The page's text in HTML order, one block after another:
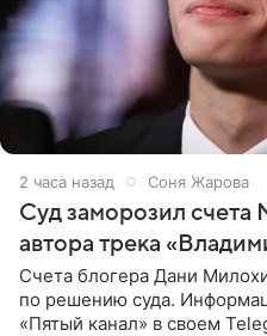
2 часа назад Соня Жарова
Суд заморозил счета
автора трека
Счета блогера Дани
по решению суда.
«Пятый канал» в своем